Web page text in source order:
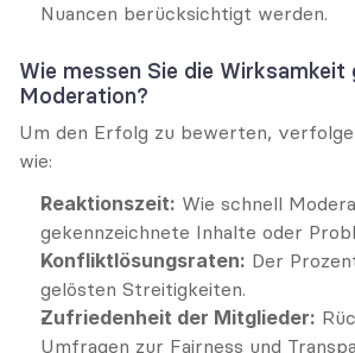
Nuancen berücksichtigt werden.
Wie messen Sie die Wirksamkeit
Moderation?
Um den Erfolg zu bewerten,
wie:
Reaktionszeit: Wie schnell
gekennzeichnete Inhalte oder
Konfliktlösungsraten: Der
gelösten Streitigkeiten.
Zufriedenheit der Mitglieder:
Umfragen zur Fairness und